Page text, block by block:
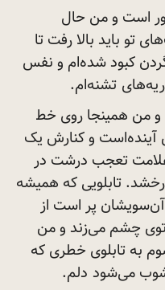
است و من حال
تو باید بالا رفت تا
کبود شده‌ام و نفس
ریه‌های تشنه‌ام.
و من همینجا روی خط
و کنارش یک
تعجب درشت در
تابلویی که همیشه
پر است از
توی چشم می‌زند و من
به تابلوی خطری که
می‌شود دلم.